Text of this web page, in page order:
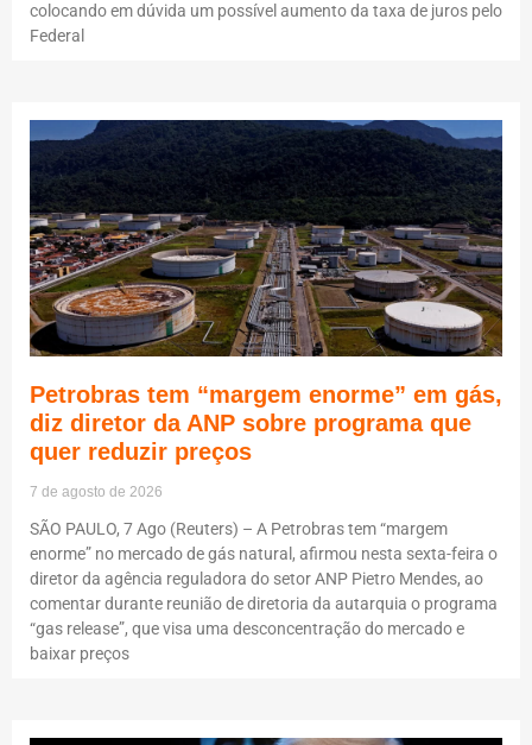
colocando em dúvida um possível aumento da taxa de juros pelo
Federal
Petrobras tem “margem enorme” em gás,
diz diretor da ANP sobre programa que
quer reduzir preços
7 de agosto de 2026
SÃO PAULO, 7 Ago (Reuters) – A Petrobras tem “margem
enorme” no mercado de gás natural, afirmou nesta sexta-feira o
diretor da agência reguladora do setor ANP Pietro Mendes, ao
comentar durante reunião de diretoria da autarquia o programa
“gas release”, que visa uma desconcentração do mercado e
baixar preços